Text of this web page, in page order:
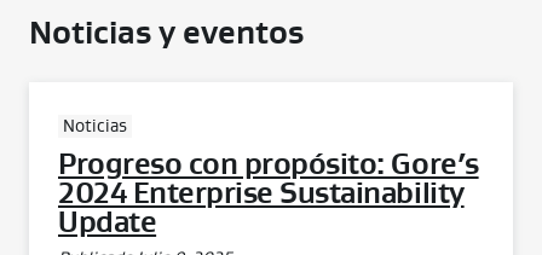
Noticias y eventos
Noticias
Progreso con propósito: Gore’s
2024 Enterprise Sustainability
Update